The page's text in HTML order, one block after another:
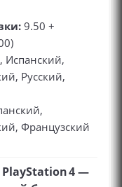
9.50 +
Испанский,
Русский,
Французский
PlayStation 4 —